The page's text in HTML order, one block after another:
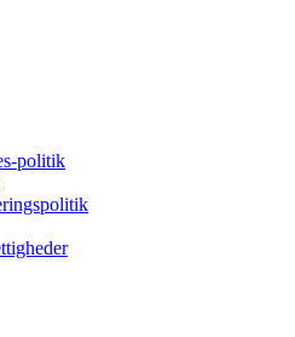
politik